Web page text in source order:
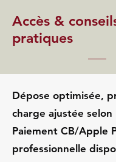
Accès &
pratiques
Dépose optimisée,
charge ajustée selon
Paiement CB/Apple
professionnelle